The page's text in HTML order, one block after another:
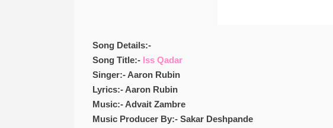
Song Details:-
Song Title:- Iss Qadar
Singer:- Aaron Rubin
Lyrics:- Aaron Rubin
Music:- Advait Zambre
Music Producer By:- Sakar Deshpande